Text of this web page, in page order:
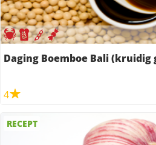
Daging Boemboe Bali
4
RECEPT